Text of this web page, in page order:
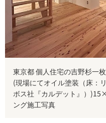
東京都 個人住宅の吉野杉一
(現場にてオイル塗装（床：
ボス社『カルデット』）
ング施工写真